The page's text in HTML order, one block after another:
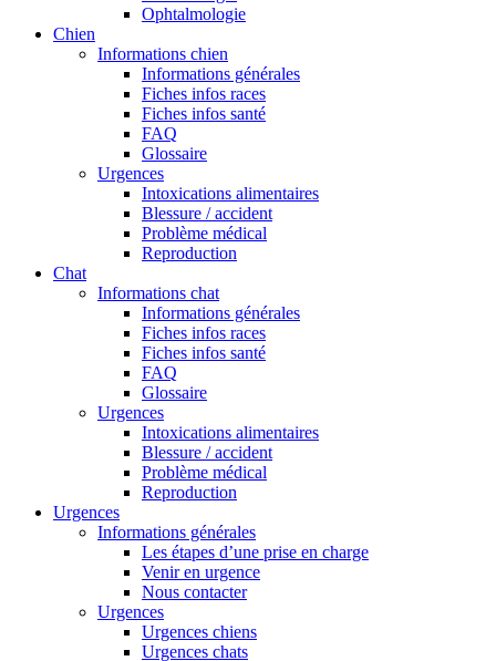
Ophtalmologie
Chien
Informations chien
Informations générales
Fiches infos races
Fiches infos santé
FAQ
Glossaire
Urgences
Intoxications alimentaires
Blessure / accident
Problème médical
Reproduction
Chat
Informations chat
Informations générales
Fiches infos races
Fiches infos santé
FAQ
Glossaire
Urgences
Intoxications alimentaires
Blessure / accident
Problème médical
Reproduction
Urgences
Informations générales
Les étapes d’une prise en charge
Venir en urgence
Nous contacter
Urgences
Urgences chiens
Urgences chats